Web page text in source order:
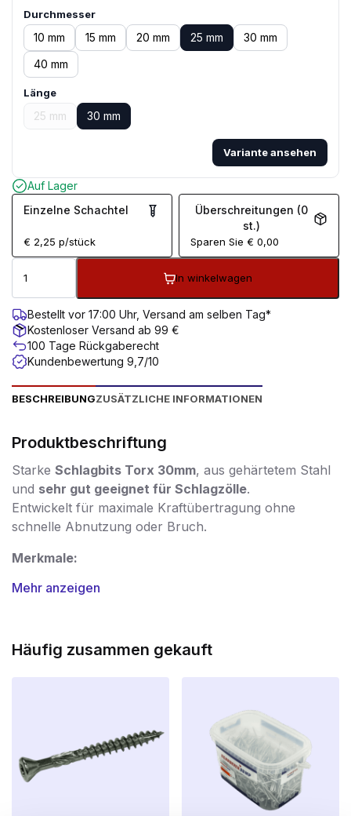
Durchmesser
10 mm 15 mm 20 mm 25 mm
30 mm
40 mm
Länge
25 mm 30 mm
Variante ansehen
Auf Lager
Einzelne Schachtel
€ 2,25 p/stück
Überschreitungen (0
st.)
Sparen Sie€ 0,00
In winkelwagen
Bestellt vor 17:00 Uhr, Versand am selben Tag*
Kostenloser Versand ab 99 €
100 Tage Rückgaberecht
Kundenbewertung 9,7/10
BESCHREIBUNGZUSÄTZLICHE INFORMATIONEN
Produktbeschriftung
Starke Schlagbits Torx 30mm, aus gehärtetem Stahl
und sehr gut geeignet für Schlagzölle.
Entwickelt für maximale Kraftübertragung ohne
schnelle Abnutzung oder Bruch.
Merkmale:
Länge:30mm
Hergestellt aushochwertigem Schlagstahl
Perfekter Sitzim Schraubenkopf
Für den professionellen und intensiven Gebrauch
Mehr anzeigen
Häufig zusammen gekauft